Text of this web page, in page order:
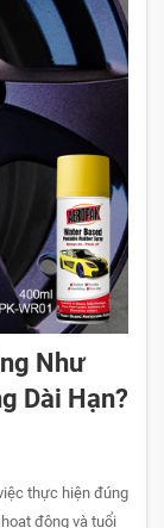
Như
Dài Hạn?
thực hiện đúng
động và tuổi